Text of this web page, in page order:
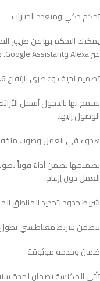
تحكم ذكي ومتعدد الخيارات
يمكنك التحكم بها عن طريق
عبر Alexa وGoogle Assistant. كما تدعم المؤقت لتبدأ التنظيف تلقائياً حتى بغيابك.
تصميم نحيف وعصري بارتفاع 7.6 سم
يسمح لها بالدخول أسفل
الوصول إليها.
هدوء في العمل وصوت
تصميمها يضمن أداءً قوياً
العمل دون إزعاج.
شريط حدود لتحديد المناطق
يتضمن شريط مغناطيسي بطول
ضمان وخدمة موثوقة